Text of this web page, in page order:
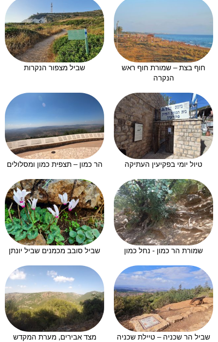
חוף בצת – שמורת חוף ראש
הנקרה
שביל מצפור הנקרות
טיול יומי בפקיעין העתיקה הר כמון – תצפית כמון ומסלולים
שמורת הר כמון - נחל כמון שביל סובב מכמנים שביל יונתן
שביל הר שכניה – טיילת שכניה
מצד אבירים, מערת המקדש